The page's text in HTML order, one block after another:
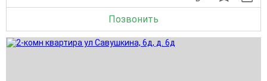
Позвонить